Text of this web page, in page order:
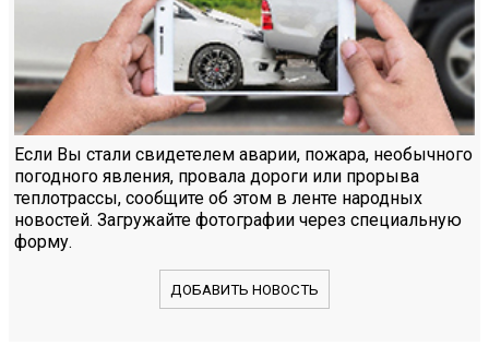
Если Вы стали свидетелем аварии, пожара, необычного
погодного явления, провала дороги или прорыва
теплотрассы, сообщите об этом в ленте народных
новостей. Загружайте фотографии через специальную
форму.
ДОБАВИТЬ НОВОСТЬ